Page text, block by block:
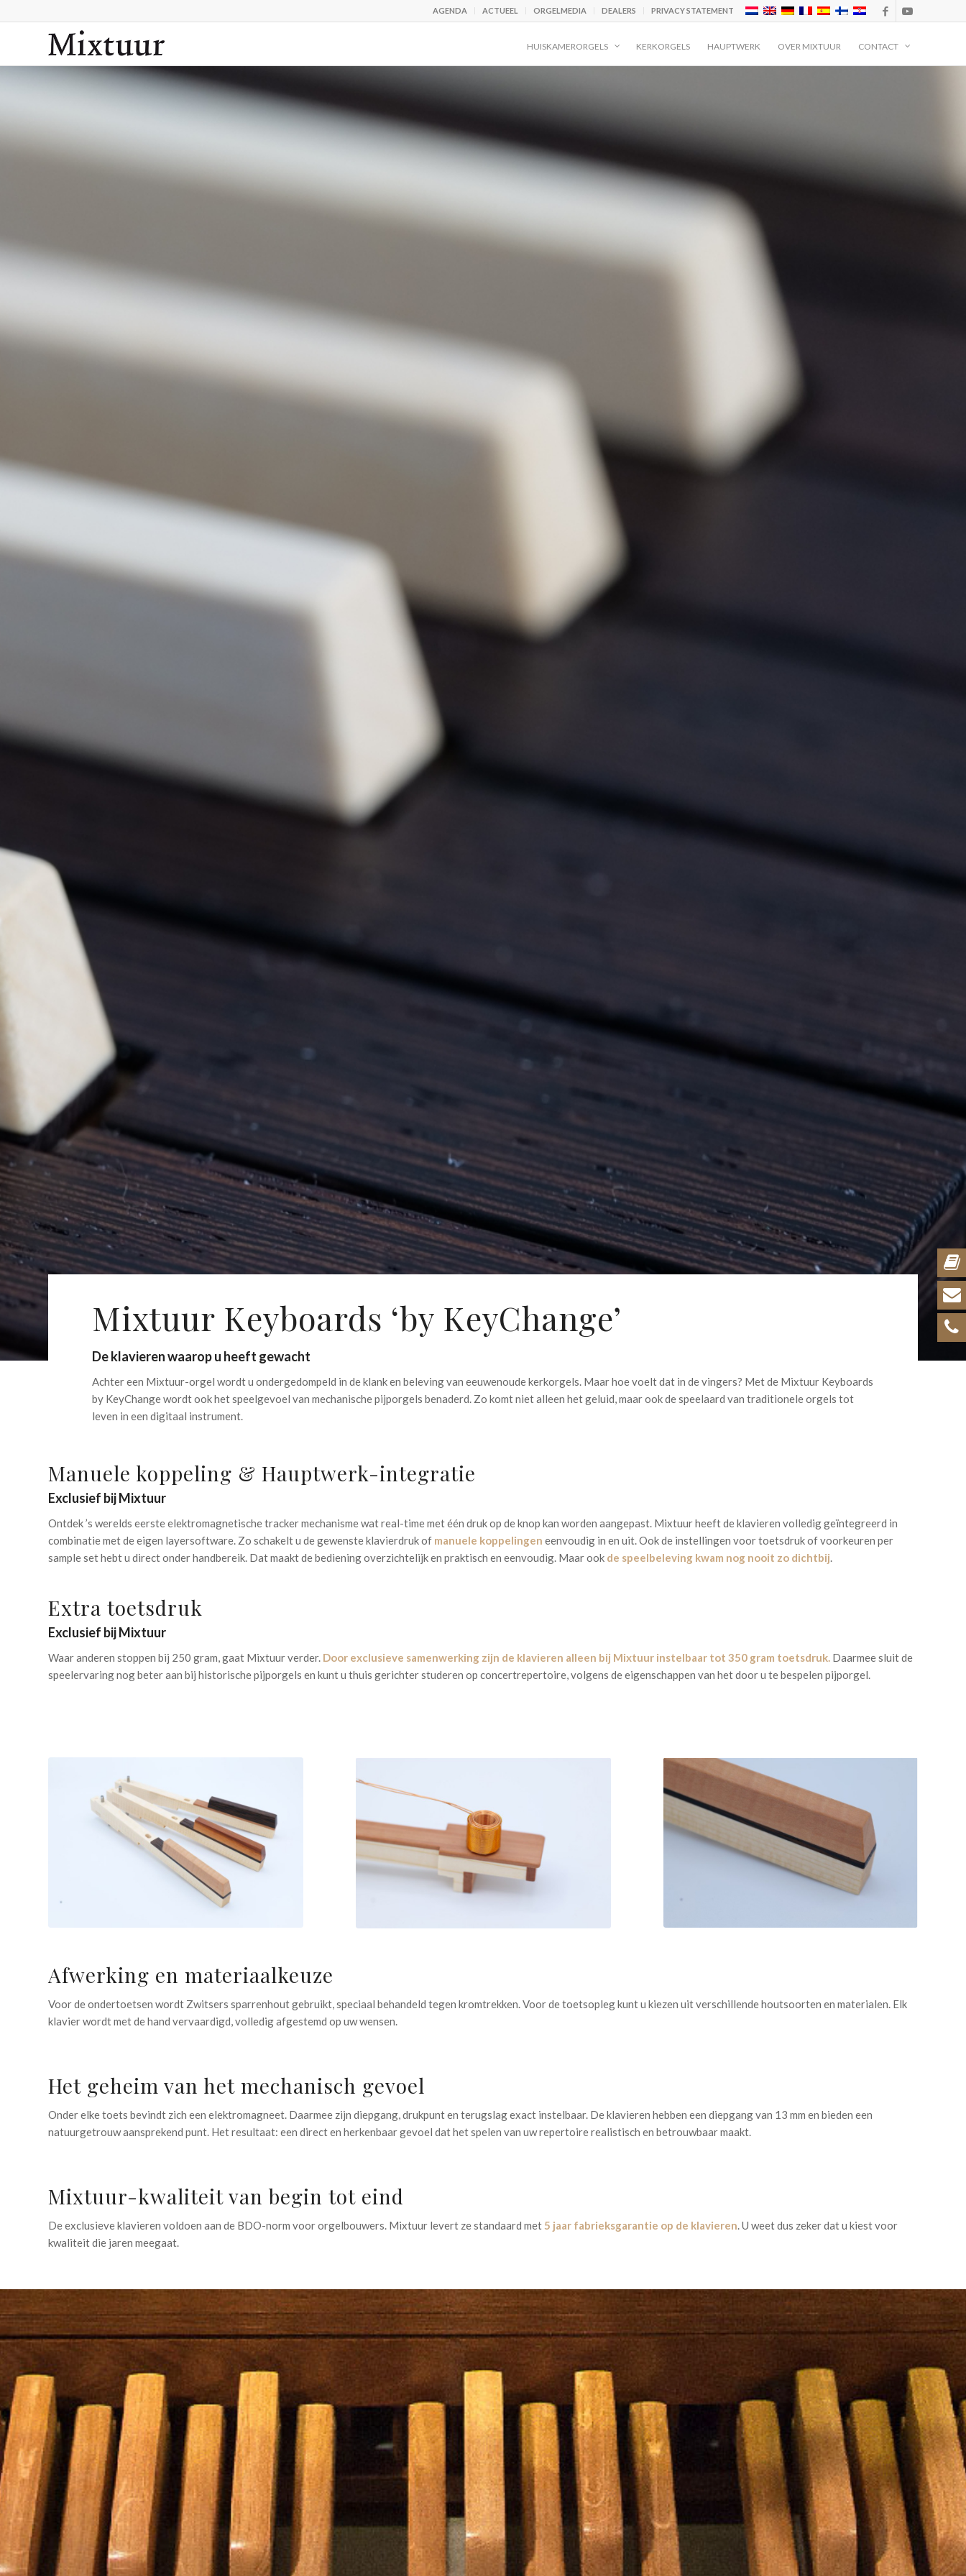
AGENDA ACTUEEL ORGELMEDIA DEALERS PRIVACY STATEMENT
HUISKAMERORGELS KERKORGELS HAUPTWERK OVER MIXTUUR CONTACT
Mixtuur Keyboards ‘by KeyChange’
De klavieren waarop u heeft gewacht
Achter een Mixtuur-orgel wordt u ondergedompeld in de klank en beleving van eeuwenoude kerkorgels. Maar hoe voelt dat in de vingers? Met de Mixtuur Keyboards
by KeyChange wordt ook het speelgevoel van mechanische pijporgels benaderd. Zo komt niet alleen het geluid, maar ook de speelaard van traditionele orgels tot
leven in een digitaal instrument.
Manuele koppeling & Hauptwerk-integratie
Exclusief bij Mixtuur
Ontdek ’s werelds eerste elektromagnetische tracker mechanisme wat real-time met één druk op de knop kan worden aangepast. Mixtuur heeft de klavieren volledig geïntegreerd in
combinatie met de eigen layersoftware. Zo schakelt u de gewenste klavierdruk of manuele koppelingen eenvoudig in en uit. Ook de instellingen voor toetsdruk of voorkeuren per
sample set hebt u direct onder handbereik. Dat maakt de bediening overzichtelijk en praktisch en eenvoudig. Maar ook de speelbeleving kwam nog nooit zo dichtbij.
Extra toetsdruk
Exclusief bij Mixtuur
Waar anderen stoppen bij 250 gram, gaat Mixtuur verder. Door exclusieve samenwerking zijn de klavieren alleen bij Mixtuur instelbaar tot 350 gram toetsdruk. Daarmee sluit de
speelervaring nog beter aan bij historische pijporgels en kunt u thuis gerichter studeren op concertrepertoire, volgens de eigenschappen van het door u te bespelen pijporgel.
Afwerking en materiaalkeuze
Voor de ondertoetsen wordt Zwitsers sparrenhout gebruikt, speciaal behandeld tegen kromtrekken. Voor de toetsopleg kunt u kiezen uit verschillende houtsoorten en materialen. Elk
klavier wordt met de hand vervaardigd, volledig afgestemd op uw wensen.
Het geheim van het mechanisch gevoel
Onder elke toets bevindt zich een elektromagneet. Daarmee zijn diepgang, drukpunt en terugslag exact instelbaar. De klavieren hebben een diepgang van 13 mm en bieden een
natuurgetrouw aansprekend punt. Het resultaat: een direct en herkenbaar gevoel dat het spelen van uw repertoire realistisch en betrouwbaar maakt.
Mixtuur-kwaliteit van begin tot eind
De exclusieve klavieren voldoen aan de BDO-norm voor orgelbouwers. Mixtuur levert ze standaard met 5 jaar fabrieksgarantie op de klavieren. U weet dus zeker dat u kiest voor
kwaliteit die jaren meegaat.